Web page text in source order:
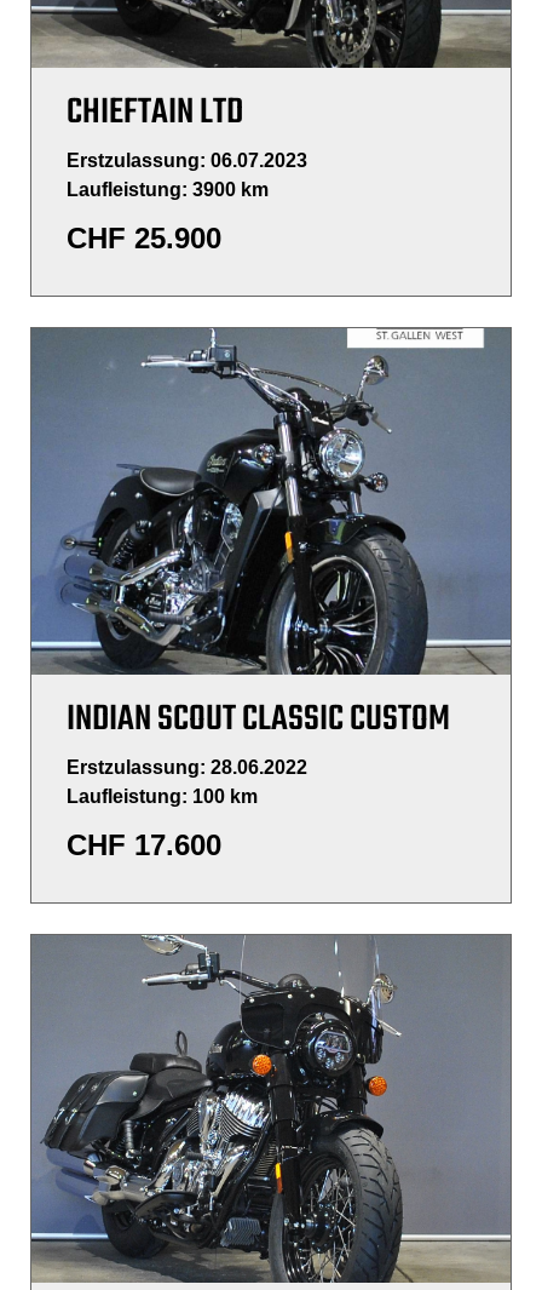
CHIEFTAIN LTD
Erstzulassung: 06.07.2023
Laufleistung: 3900 km
CHF 25.900
INDIAN SCOUT CLASSIC CUSTOM
Erstzulassung: 28.06.2022
Laufleistung: 100 km
CHF 17.600